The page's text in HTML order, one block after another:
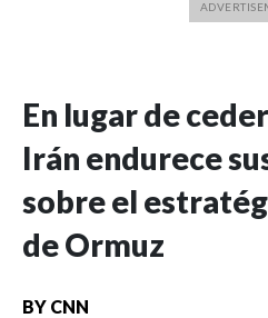
En lugar de
Irán endurece
sobre el
de Ormuz
BY CNN